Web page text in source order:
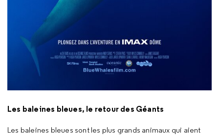
Les baleines bleues, le retour des Géants
Les baleines bleues sont les plus grands animaux qui aient